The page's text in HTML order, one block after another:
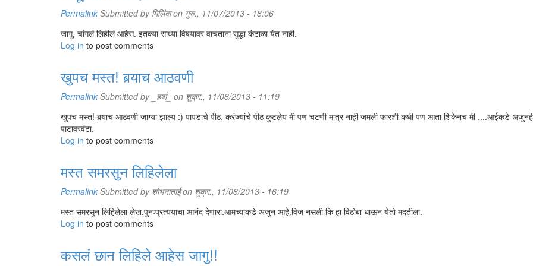
Permalink Submitted by मिलिंदाon गुरु., 11/07/2013 - 18:06
जागू, चांगलं लिहीलं आहेस. इतक्या साध्या विषयावर वाचताना सुद्धा कंटाळा येत नाही.
Log in to post comments
खुपच मस्त! बर्‍याच आठवणी
Permalink Submitted by _हर्षा_ on शुक्र., 11/08/2013 - 11:19
खुपच मस्त! बर्‍याच आठवणी जाग्या झाल्य :) पापडाचे पीठ, करंज्यांचे पीठ कुटलेय मी पण चटणी मात्र नाही जमली फारशी कधी पण आता शिकेनच मी ....आईकडे
पाटावरवंटा.
Log in to post comments
मस्त समरसुन लिहिलेला
Permalink Submitted by शोभनाताईon शुक्र., 11/08/2013 - 16:19
मस्त समरसुन लिहिलेला लेख.पुनःप्रत्ययाचा आनंद देणारा.आमच्याकडे अजुन आहे.विज नसली कि हा विठोबा धाऊन येतो मदतीला.
Log in to post comments
कसलं छान लिहिले आहेस जागु!!